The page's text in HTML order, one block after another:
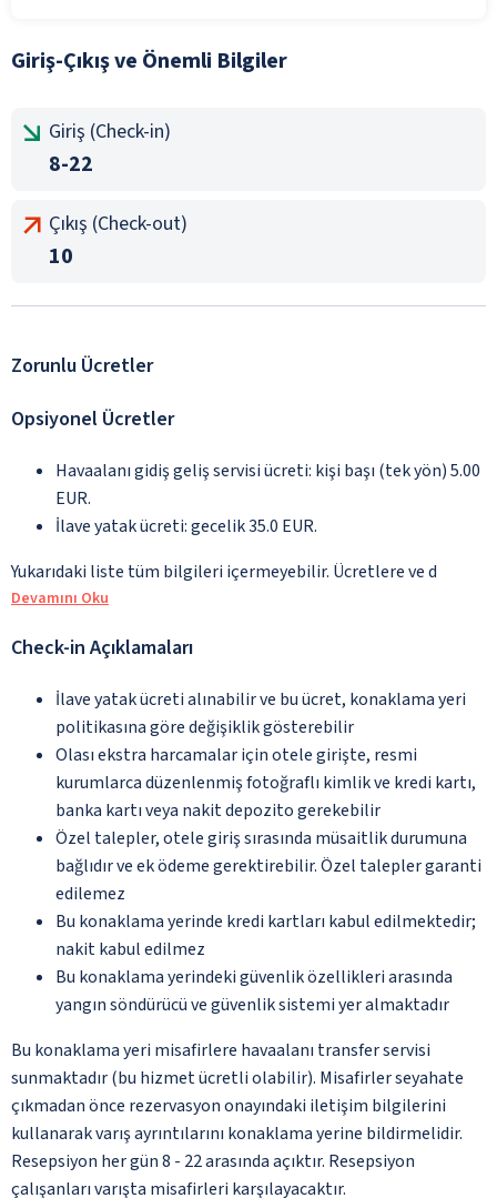
Giriş-Çıkış ve Önemli Bilgiler
Giriş (Check-in)
8-22
Çıkış (Check-out)
10
Zorunlu Ücretler
Opsiyonel Ücretler
Havaalanı gidiş geliş servisi ücreti: kişi başı (tek yön) 5.00
EUR.
İlave yatak ücreti: gecelik 35.0 EUR.
Yukarıdaki liste tüm bilgileri içermeyebilir. Ücretlere ve d
Devamını Oku
Check-in Açıklamaları
İlave yatak ücreti alınabilir ve bu ücret, konaklama yeri
politikasına göre değişiklik gösterebilir
Olası ekstra harcamalar için otele girişte, resmi
kurumlarca düzenlenmiş fotoğraflı kimlik ve kredi kartı,
banka kartı veya nakit depozito gerekebilir
Özel talepler, otele giriş sırasında müsaitlik durumuna
bağlıdır ve ek ödeme gerektirebilir. Özel talepler garanti
edilemez
Bu konaklama yerinde kredi kartları kabul edilmektedir;
nakit kabul edilmez
Bu konaklama yerindeki güvenlik özellikleri arasında
yangın söndürücü ve güvenlik sistemi yer almaktadır
Bu konaklama yeri misafirlere havaalanı transfer servisi
sunmaktadır (bu hizmet ücretli olabilir). Misafirler seyahate
çıkmadan önce rezervasyon onayındaki iletişim bilgilerini
kullanarak varış ayrıntılarını konaklama yerine bildirmelidir.
Resepsiyon her gün 8 - 22 arasında açıktır. Resepsiyon
çalışanları varışta misafirleri karşılayacaktır.